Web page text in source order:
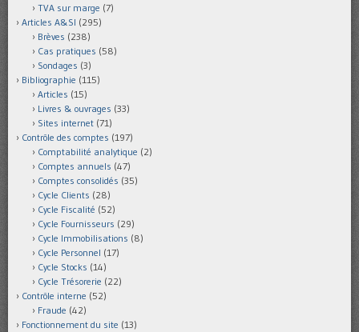
TVA sur marge (7)
Articles A&SI (295)
Brèves (238)
Cas pratiques (58)
Sondages (3)
Bibliographie (115)
Articles (15)
Livres & ouvrages (33)
Sites internet (71)
Contrôle des comptes (197)
Comptabilité analytique (2)
Comptes annuels (47)
Comptes consolidés (35)
Cycle Clients (28)
Cycle Fiscalité (52)
Cycle Fournisseurs (29)
Cycle Immobilisations (8)
Cycle Personnel (17)
Cycle Stocks (14)
Cycle Trésorerie (22)
Contrôle interne (52)
Fraude (42)
Fonctionnement du site (13)